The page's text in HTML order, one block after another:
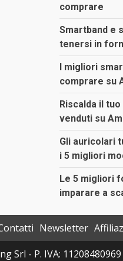
comprare
Smartband e
tenersi in
I migliori
comprare su
Riscalda il
venduti su
Gli auricolari
i 5 migliori
Le 5 migliori
imparare a
Newsletter
- P. IVA: 11208480969